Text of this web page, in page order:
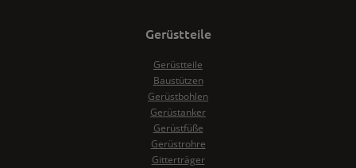
Gerüstteile
Gerüstteile
Baustützen
Gerüstbohlen
Gerüstanker
Gerüstfüße
Gerüstrohre
Gitterträger